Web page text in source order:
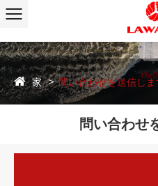
家 問い合わせを送信しま
問い合わせ